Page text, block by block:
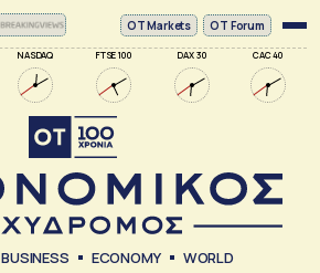
NASDAQ FTSE 100 DAX 30 CAC 40
ΟΤ Markets OT Forum
BUSINESS ECONOMY WORLD